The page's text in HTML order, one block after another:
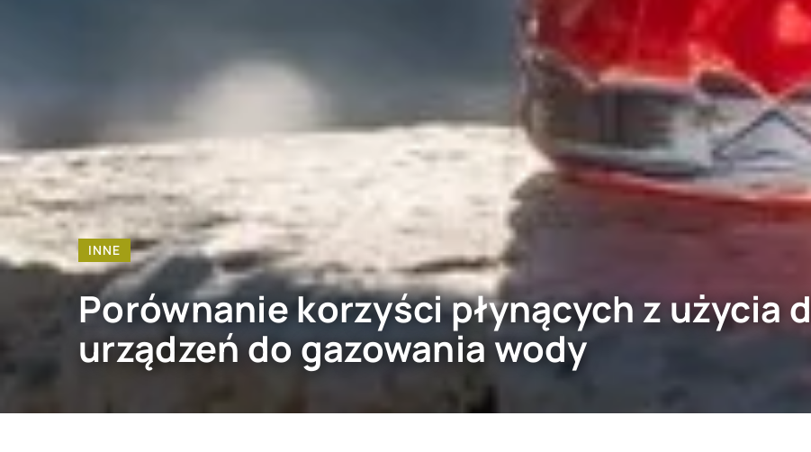
INNE
Porównanie korzyści płynących z użycia
urządzeń do gazowania wody